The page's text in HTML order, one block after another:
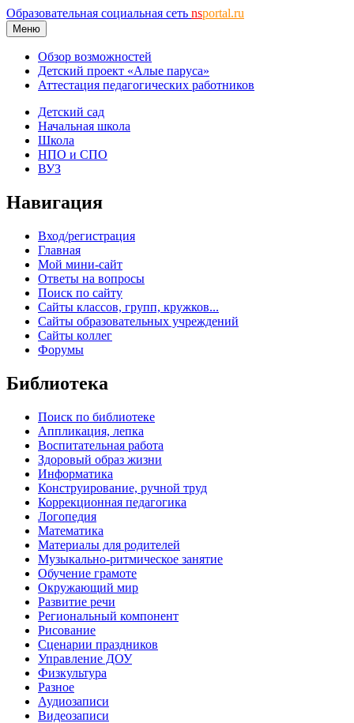
Образовательная социальная сеть nsportal.ru
Меню
Обзор возможностей
Детский проект «Алые паруса»
Аттестация педагогических работников
Детский сад
Начальная школа
Школа
НПО и СПО
ВУЗ
Навигация
Вход/регистрация
Главная
Мой мини-сайт
Ответы на вопросы
Поиск по сайту
Сайты классов, групп, кружков...
Сайты образовательных учреждений
Сайты коллег
Форумы
Библиотека
Поиск по библиотеке
Аппликация, лепка
Воспитательная работа
Здоровый образ жизни
Информатика
Конструирование, ручной труд
Коррекционная педагогика
Логопедия
Математика
Материалы для родителей
Музыкально-ритмическое занятие
Обучение грамоте
Окружающий мир
Развитие речи
Региональный компонент
Рисование
Сценарии праздников
Управление ДОУ
Физкультура
Разное
Аудиозаписи
Видеозаписи